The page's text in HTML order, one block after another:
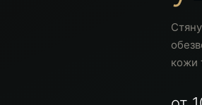
кожи